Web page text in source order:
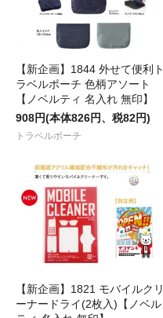
【新企画】1844 外せて便利ト
ラベルポーチ 色柄アソート
【ノベルティ 名入れ 無印】
908円(本体826円、税82円)
トラベルポーチ
【新企画】1821 モバイルクリ
ーナードライ(2枚入)【ノベル